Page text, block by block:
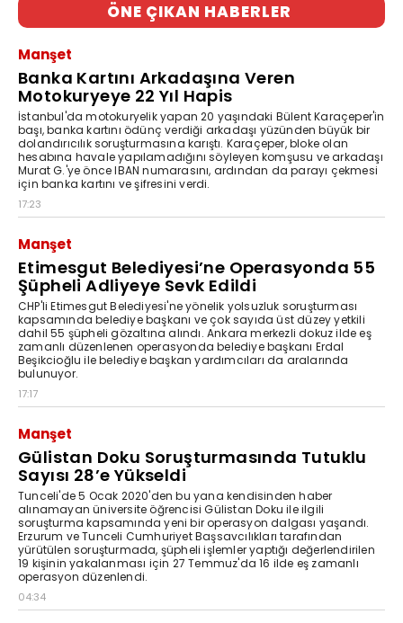
ÖNE ÇIKAN HABERLER
Manşet
Banka Kartını Arkadaşına Veren
Motokuryeye 22 Yıl Hapis
İstanbul'da motokuryelik yapan 20 yaşındaki Bülent Karaçeper'in
başı, banka kartını ödünç verdiği arkadaşı yüzünden büyük bir
dolandırıcılık soruşturmasına karıştı. Karaçeper, bloke olan
hesabına havale yapılamadığını söyleyen komşusu ve arkadaşı
Murat G.'ye önce IBAN numarasını, ardından da parayı çekmesi
için banka kartını ve şifresini verdi.
17:23
Manşet
Etimesgut Belediyesi’ne Operasyonda 55
Şüpheli Adliyeye Sevk Edildi
CHP'li Etimesgut Belediyesi'ne yönelik yolsuzluk soruşturması
kapsamında belediye başkanı ve çok sayıda üst düzey yetkili
dahil 55 şüpheli gözaltına alındı. Ankara merkezli dokuz ilde eş
zamanlı düzenlenen operasyonda belediye başkanı Erdal
Beşikcioğlu ile belediye başkan yardımcıları da aralarında
bulunuyor.
17:17
Manşet
Gülistan Doku Soruşturmasında Tutuklu
Sayısı 28’e Yükseldi
Tunceli'de 5 Ocak 2020'den bu yana kendisinden haber
alınamayan üniversite öğrencisi Gülistan Doku ile ilgili
soruşturma kapsamında yeni bir operasyon dalgası yaşandı.
Erzurum ve Tunceli Cumhuriyet Başsavcılıkları tarafından
yürütülen soruşturmada, şüpheli işlemler yaptığı değerlendirilen
19 kişinin yakalanması için 27 Temmuz'da 16 ilde eş zamanlı
operasyon düzenlendi.
04:34